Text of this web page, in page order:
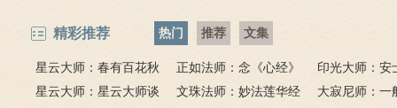
精彩推荐 热门 推荐 文集
星云大师：春有百花秋
有月，夏有凉风冬有雪；
正如法师：念《心经》
比《大悲咒》更好吗？
印光大师：安
话解
星云大师：星云大师谈
文珠法师：妙法莲华经
大寂尼师：一